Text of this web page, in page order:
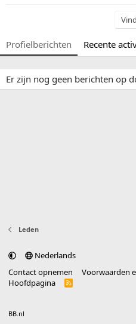
Vind
Profielberichten Recente
Er zijn nog geen berichten op
Leden
Nederlands
Contact opnemen
Voorwaarden
Hoofdpagina
R
BB.nl